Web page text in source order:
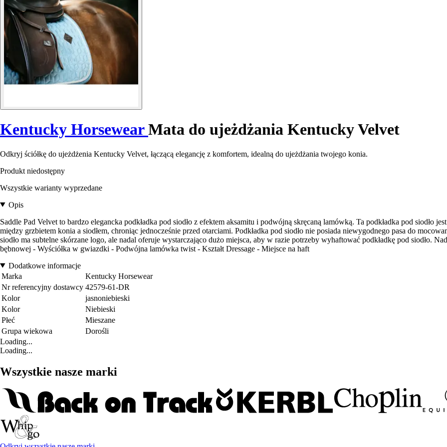
Kentucky HorsewearMata do ujeżdżania Kentucky Velvet
Odkryj ściółkę do ujeżdżenia Kentucky Velvet, łączącą elegancję z komfortem, idealną do ujeżdżania twojego konia.
Produkt niedostępny
Wszystkie warianty wyprzedane
Opis
Saddle Pad Velvet to bardzo elegancka podkładka pod siodło z efektem aksamitu i podwójną skręcaną lamówką. Ta podkładka pod siodło
między grzbietem konia a siodłem, chroniąc jednocześnie przed otarciami. Podkładka pod siodło nie posiada niewygodnego pasa do
siodło ma subtelne skórzane logo, ale nadal oferuje wystarczająco dużo miejsca, aby w razie potrzeby wyhaftować podkładkę pod siodło.
bębnowej - Wyściółka w gwiazdki - Podwójna lamówka twist - Kształt Dressage - Miejsce na haft
Dodatkowe informacje
Marka
Kentucky Horsewear
Nr referencyjny dostawcy 42579-61-DR
Kolor
jasnoniebieski
Kolor
Niebieski
Płeć
Mieszane
Grupa wiekowa
Dorośli
Loading...
Loading...
Wszystkie nasze marki